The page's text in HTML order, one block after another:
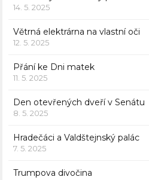
14. 5. 2025
Větrná elektrárna na vlastní oči
12. 5. 2025
Přání ke Dni matek
11. 5. 2025
Den otevřených dveří v Senátu
8. 5. 2025
Hradečáci a Valdštejnský palác
7. 5. 2025
Trumpova divočina